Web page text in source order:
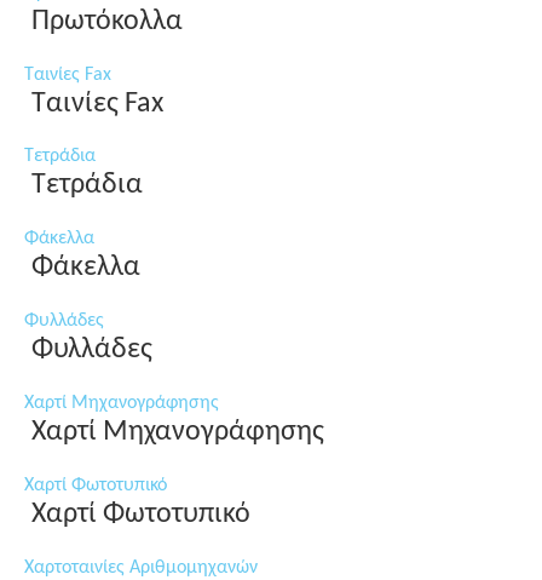
Πρωτόκολλα
Ταινίες Fax
Ταινίες Fax
Τετράδια
Τετράδια
Φάκελλα
Φάκελλα
Φυλλάδες
Φυλλάδες
Χαρτί Μηχανογράφησης
Χαρτί Μηχανογράφησης
Χαρτί Φωτοτυπικό
Χαρτί Φωτοτυπικό
Χαρτοταινίες Αριθμομηχανών